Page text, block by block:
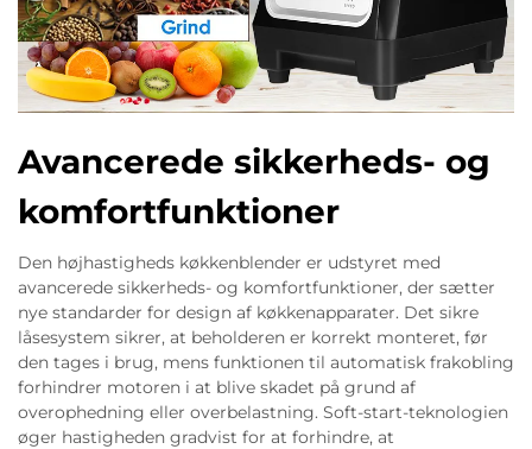
Avancerede sikkerheds- og
komfortfunktioner
Den højhastigheds køkkenblender er udstyret med
avancerede sikkerheds- og komfortfunktioner, der sætter
nye standarder for design af køkkenapparater. Det sikre
låsesystem sikrer, at beholderen er korrekt monteret, før
den tages i brug, mens funktionen til automatisk frakobling
forhindrer motoren i at blive skadet på grund af
overophedning eller overbelastning. Soft-start-teknologien
øger hastigheden gradvist for at forhindre, at